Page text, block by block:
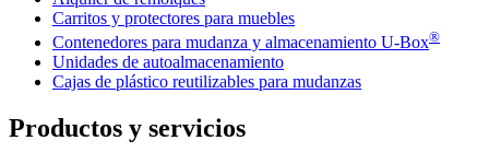
Carritos y protectores para muebles
Contenedores para mudanza y almacenamiento U-Box®
Unidades de autoalmacenamiento
Cajas de plástico reutilizables para mudanzas
Productos y servicios